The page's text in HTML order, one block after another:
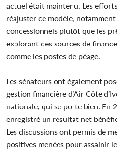
actuel était maintenu. Les
réajuster ce modèle,
concessionnels plutôt que les
explorant des sources de
comme les postes de péage.
Les sénateurs ont également
gestion financière d’Air Côte
nationale, qui se porte bien. En
enregistré un résultat net
Les discussions ont permis de
positives menées pour assainir